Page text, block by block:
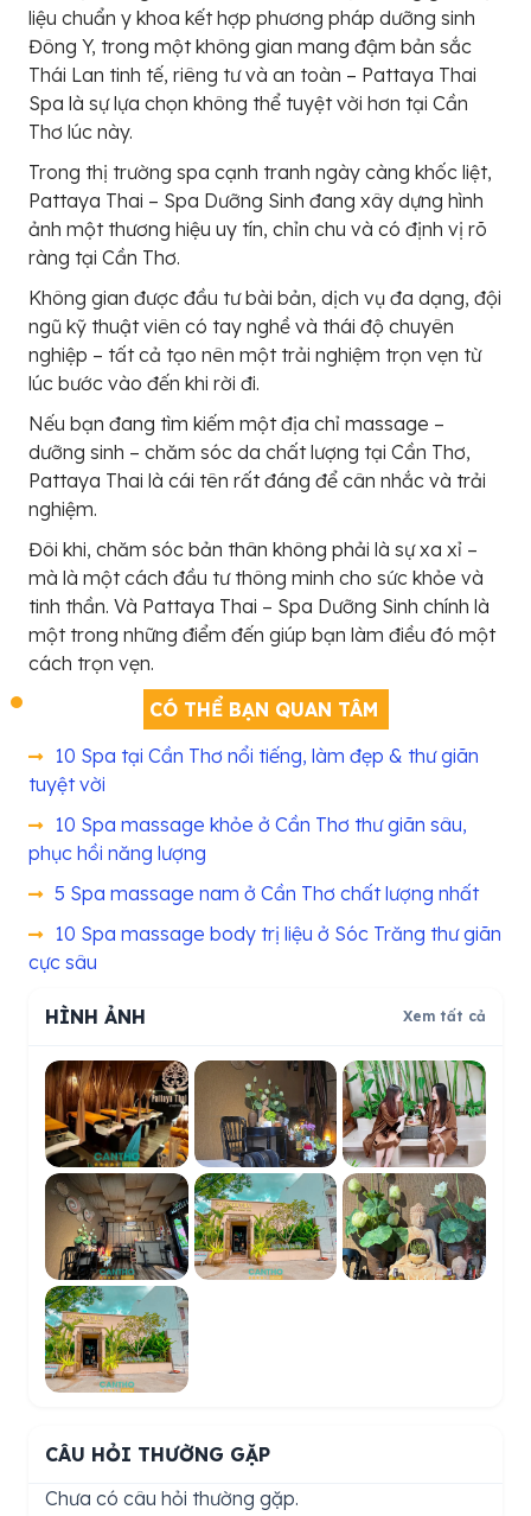
liệu chuẩn y khoa kết hợp phương pháp dưỡng sinh
Đông Y, trong một không gian mang đậm bản sắc
Thái Lan tinh tế, riêng tư và an toàn – Pattaya Thai
Spa là sự lựa chọn không thể tuyệt vời hơn tại Cần
Thơ lúc này.
Trong thị trường spa cạnh tranh ngày càng khốc liệt,
Pattaya Thai – Spa Dưỡng Sinh đang xây dựng hình
ảnh một thương hiệu uy tín, chỉn chu và có định vị rõ
ràng tại Cần Thơ.
Không gian được đầu tư bài bản, dịch vụ đa dạng, đội
ngũ kỹ thuật viên có tay nghề và thái độ chuyên
nghiệp – tất cả tạo nên một trải nghiệm trọn vẹn từ
lúc bước vào đến khi rời đi.
Nếu bạn đang tìm kiếm một địa chỉ massage –
dưỡng sinh – chăm sóc da chất lượng tại Cần Thơ,
Pattaya Thai là cái tên rất đáng để cân nhắc và trải
nghiệm.
Đôi khi, chăm sóc bản thân không phải là sự xa xỉ –
mà là một cách đầu tư thông minh cho sức khỏe và
tinh thần. Và Pattaya Thai – Spa Dưỡng Sinh chính là
một trong những điểm đến giúp bạn làm điều đó một
cách trọn vẹn.
CÓ THỂ BẠN QUAN TÂM
10 Spa tại Cần Thơ nổi tiếng, làm đẹp & thư giãn
tuyệt vời
10 Spa massage khỏe ở Cần Thơ thư giãn sâu,
phục hồi năng lượng
5 Spa massage nam ở Cần Thơ chất lượng nhất
10 Spa massage body trị liệu ở Sóc Trăng thư giãn
cực sâu
HÌNH ẢNH Xem tất cả
CÂU HỎI THƯỜNG GẶP
Chưa có câu hỏi thường gặp.